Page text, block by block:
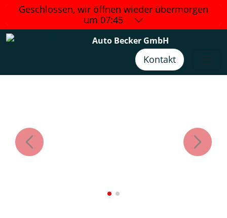
Geschlossen, wir öffnen wieder übermorgen
um 07:45
Auto Becker GmbH
Kontakt